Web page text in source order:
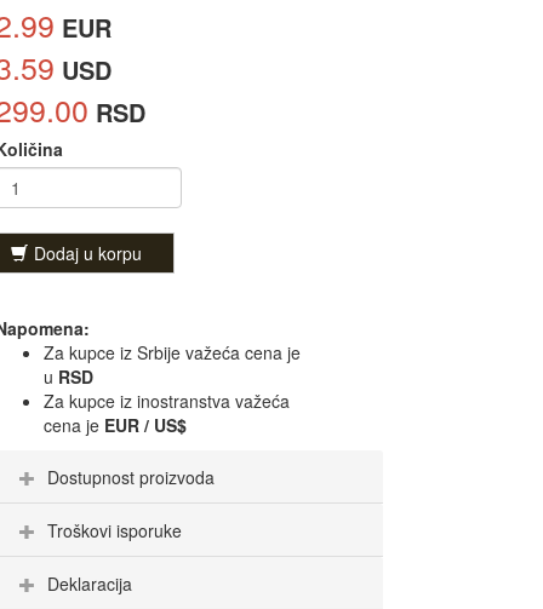
EUR
USD
RSD
Dodaj u korpu
Za kupce iz Srbije važeća cena je
u RSD
Za kupce iz inostranstva važeća
cena je EUR / US$
Dostupnost proizvoda
Troškovi isporuke
Deklaracija